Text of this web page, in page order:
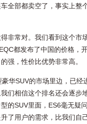
全部都卖空了，事实上整
非常对。我们看到这个市
都发布了中国的价格，
强，性价比优势非常高。
华SUV的市场里边，已经
们相信这个排名还会逐步
的SUV里面，ES6毫无疑
了用户的需求，比我们自